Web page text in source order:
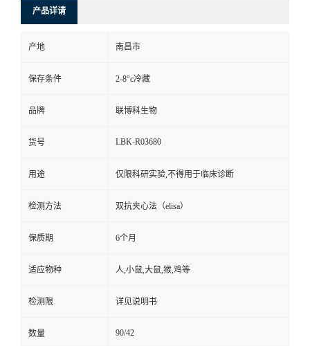
产品详请
产地 南昌市
保存条件 2-8°c冷藏
品牌 联博科生物
货号 LBK-R03680
用途 仅限科研实验,不得用于临床诊断
检测方法 双抗夹心法（elisa）
保质期 6个月
适应物种 人,小鼠,大鼠,猴,鸡等
检测限 详见说明书
数量 90/42